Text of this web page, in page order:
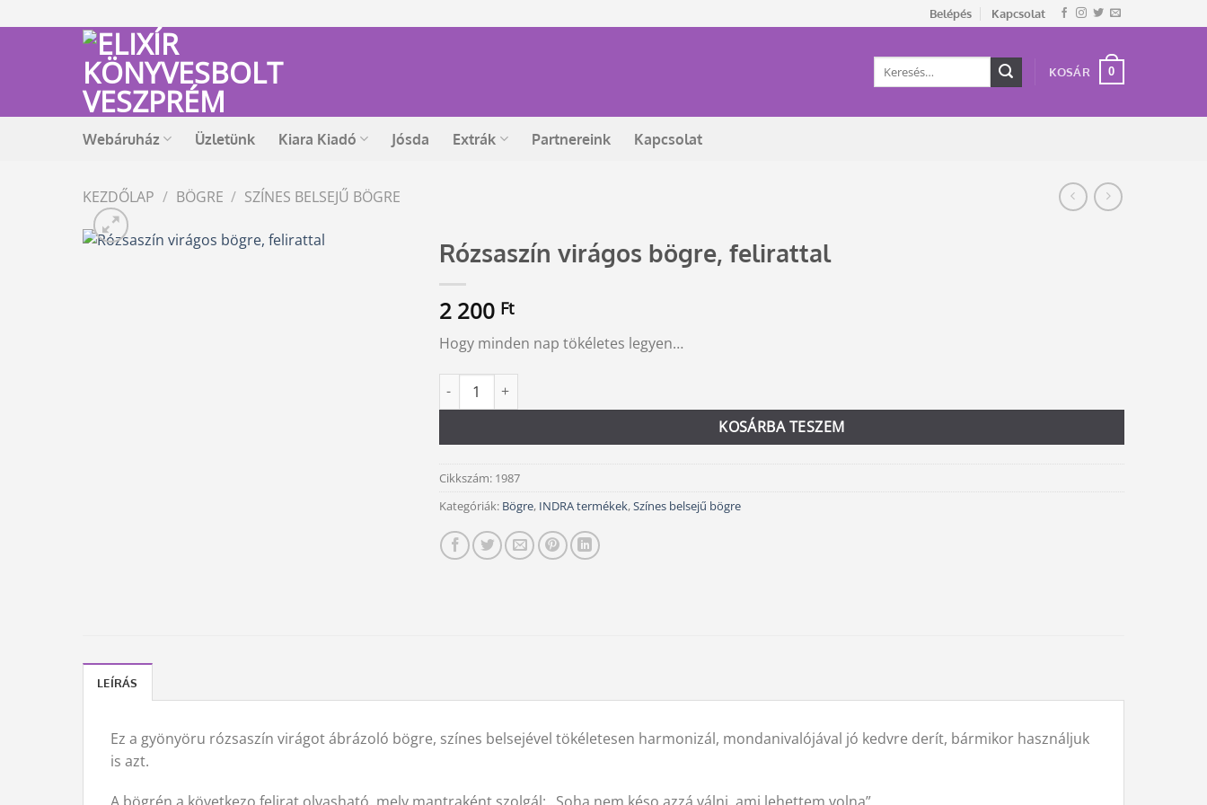
to
Belépés Kapcsolat
Keresés
KOSÁR 0
Webáruház Üzletünk Kiara Kiadó Jósda Extrák Partnereink Kapcsolat
KEZDŐLAP / BÖGRE / SZÍNES BELSEJŰ BÖGRE
Rózsaszín virágos bögre, felirattal
2 200 Ft
Hogy minden nap tökéletes legyen…
Rózsaszín virágos bögre, felirattal mennyiség
KOSÁRBA TESZEM
Alternative:
Cikkszám: 1987
Kategóriák: Bögre, INDRA termékek,Színes belsejű bögre
LEÍRÁS
Ez a gyönyöru rózsaszín virágot ábrázoló bögre, színes belsejével tökéletesen harmonizál, mondanivalójával jó kedvre derít, bármikor használjuk
is azt.